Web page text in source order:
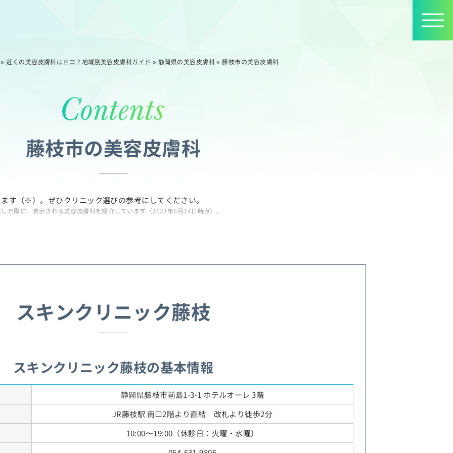
近くの美容皮膚科はドコ？地域別美容皮膚科ガイド » 静岡県の美容皮膚科»藤枝市の美容皮膚科
藤枝市の美容皮膚科
す（※）。ぜひクリニック選びの参考にしてください。
際に、表示される美容皮膚科を紹介しています（2023年6月14日時点）。
スキンクリニック藤枝
スキンクリニック藤枝の基本情報
静岡県藤枝市前島1-3-1 ホテルオーレ 3階
JR藤枝駅 南口2階より直結 改札より徒歩2分
10:00〜19:00（休診日：火曜・水曜）